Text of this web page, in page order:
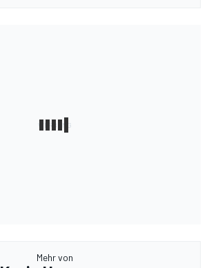
Mehr von